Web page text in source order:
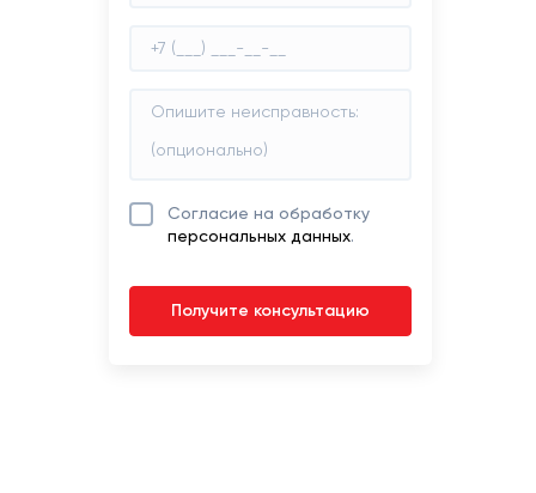
Согласие на обработку
персональных данных.